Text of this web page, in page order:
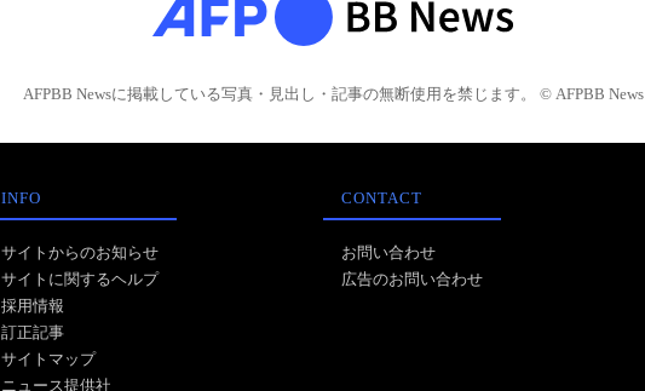
AFPBB Newsに掲載している写真・見出し・記事の無断使用を禁じます。 © AFPBB News
INFO
サイトからのお知らせ
サイトに関するヘルプ
採用情報
訂正記事
サイトマップ
ニュース提供社
CONTACT
お問い合わせ
広告のお問い合わせ